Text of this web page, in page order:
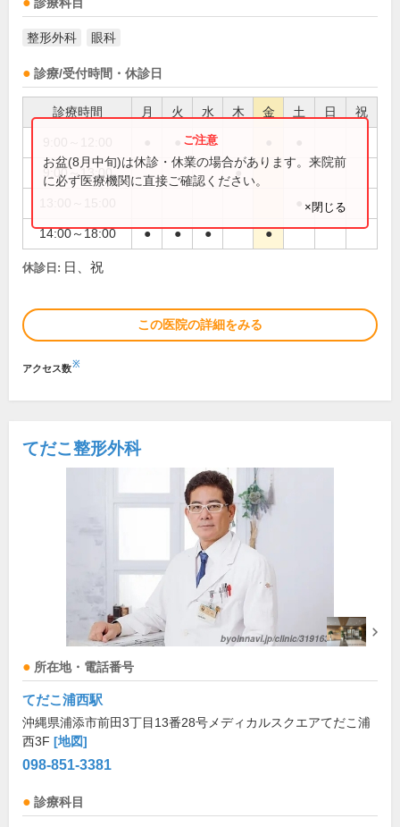
診療科目
整形外科 眼科
診療/受付時間・休診日
診療時間 月 火 水 木 金 土 日 祝
●
9:00～13:00 ●
14:00～18:00 ● ● ● ●
お盆(8月中旬)は休診・休業の場合があります。来院前
に必ず医療機関に直接ご確認ください。
×閉じる
休診日: 日、祝
この医院の詳細をみる
アクセス数※
てだこ整形外科
所在地・電話番号
てだこ浦西駅
沖縄県浦添市前田3丁目13番28号メディカルスクエアてだこ浦
西3F [地図]
098-851-3381
診療科目